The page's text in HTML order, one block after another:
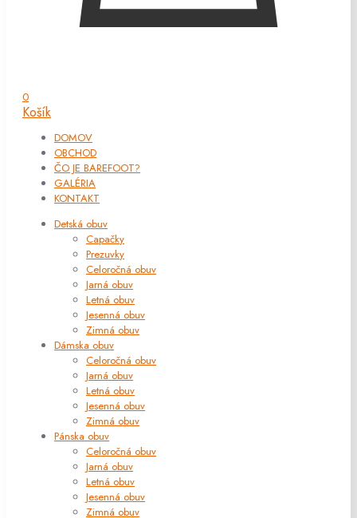
0
Košík
DOMOV
OBCHOD
ČO JE BAREFOOT?
GALÉRIA
KONTAKT
Detská obuv
Capačky
Prezuvky
Celoročná obuv
Jarná obuv
Letná obuv
Jesenná obuv
Zimná obuv
Dámska obuv
Celoročná obuv
Jarná obuv
Letná obuv
Jesenná obuv
Zimná obuv
Pánska obuv
Celoročná obuv
Jarná obuv
Letná obuv
Jesenná obuv
Zimná obuv